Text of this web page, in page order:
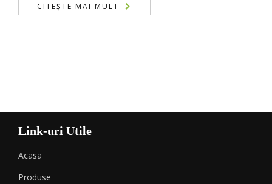
CITEȘTE MAI MULT
Link-uri Utile
Acasa
Produse